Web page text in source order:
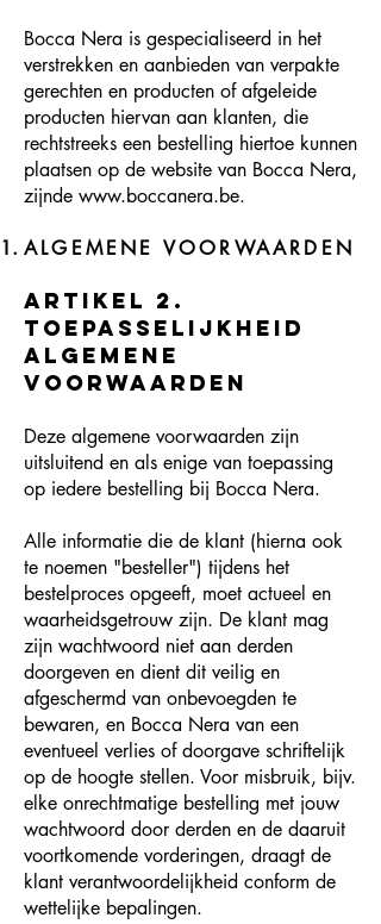
Bocca Nera is gespecialiseerd in het
verstrekken en aanbieden van verpakte
gerechten en producten of afgeleide
producten hiervan aan klanten, die
rechtstreeks een bestelling hiertoe kunnen
plaatsen op de website van Bocca Nera,
zijnde www.boccanera.be.
ALGEMENE VOORWAARDEN
Artikel 2.
Toepasselijkheid
algemene
voorwaarden
Deze algemene voorwaarden zijn
uitsluitend en als enige van toepassing
op iedere bestelling bij Bocca Nera.
Alle informatie die de klant (hierna ook
te noemen "besteller") tijdens het
bestelproces opgeeft, moet actueel en
waarheidsgetrouw zijn. De klant mag
zijn wachtwoord niet aan derden
doorgeven en dient dit veilig en
afgeschermd van onbevoegden te
bewaren, en Bocca Nera van een
eventueel verlies of doorgave schriftelijk
op de hoogte stellen. Voor misbruik, bijv.
elke onrechtmatige bestelling met jouw
wachtwoord door derden en de daaruit
voortkomende vorderingen, draagt de
klant verantwoordelijkheid conform de
wettelijke bepalingen.